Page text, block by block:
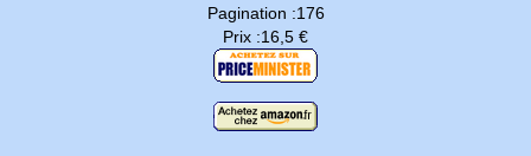
Pagination :176
Prix :16,5 €